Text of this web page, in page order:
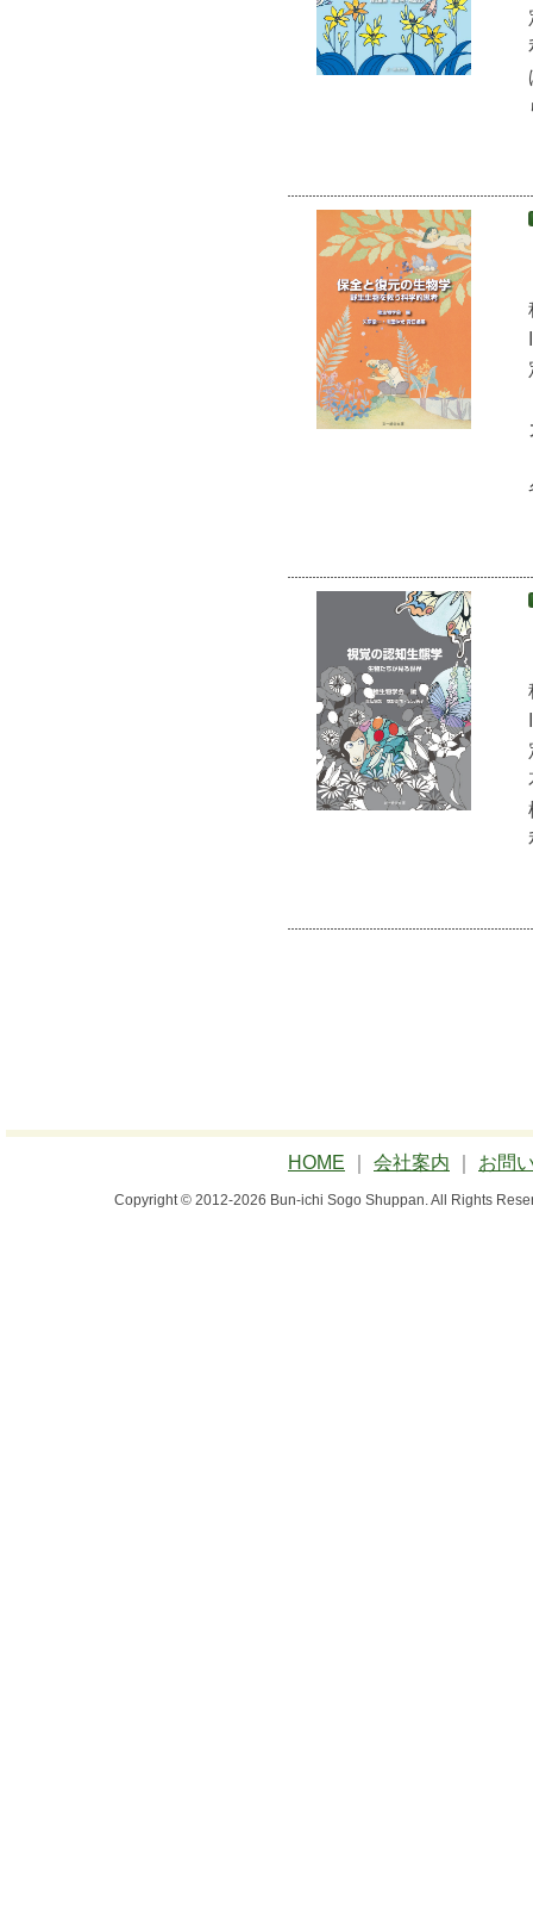
HOME 会社案内 お問
Copyright © 2012-2026 Bun-ichi Sogo Shuppan. All Rights